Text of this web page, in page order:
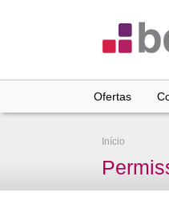
Ofertas
Início